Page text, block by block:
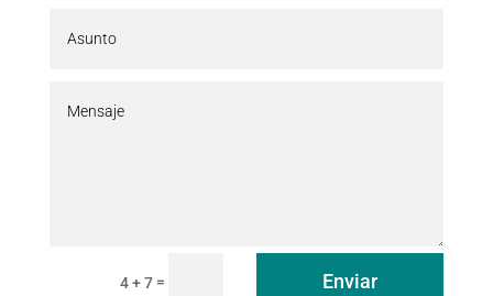
4 + 7 = Enviar